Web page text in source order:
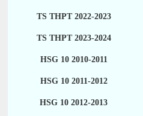
TS THPT 2022-2023
TS THPT 2023-2024
HSG 10 2010-2011
HSG 10 2011-2012
HSG 10 2012-2013